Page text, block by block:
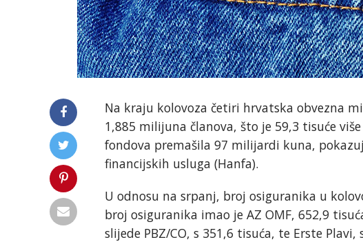
Na kraju kolovoza četiri hrvatska obvezna
1,885 milijuna članova, što je 59,3 tisuće
fondova premašila 97 milijardi kuna,
financijskih usluga (Hanfa).
U odnosu na srpanj, broj osiguranika u
broj osiguranika imao je AZ OMF, 652,9
slijede PBZ/CO, s 351,6 tisuća, te Erste Plavi,